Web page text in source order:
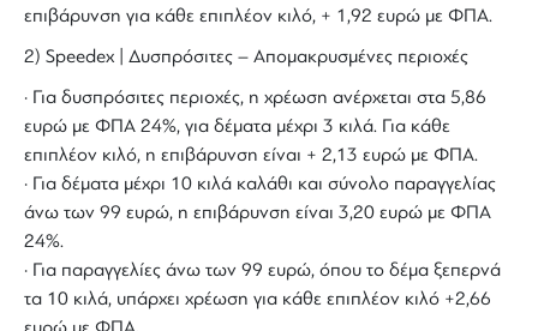
επιβάρυνση για κάθε επιπλέον κιλό, + 1,92 ευρώ με ΦΠΑ.
2) Speedex | Δυσπρόσιτες – Απομακρυσμένες περιοχές
· Για δυσπρόσιτες περιοχές, η χρέωση ανέρχεται στα 5,86
ευρώ με ΦΠΑ 24%, για δέματα μέχρι 3 κιλά. Για κάθε
επιπλέον κιλό, η επιβάρυνση είναι + 2,13 ευρώ με ΦΠΑ.
· Για δέματα μέχρι 10 κιλά καλάθι και σύνολο παραγγελίας
άνω των 99 ευρώ, η επιβάρυνση είναι 3,20 ευρώ με ΦΠΑ
24%.
· Για παραγγελίες άνω των 99 ευρώ, όπου το δέμα ξεπερνά
τα 10 κιλά, υπάρχει χρέωση για κάθε επιπλέον κιλό +2,66